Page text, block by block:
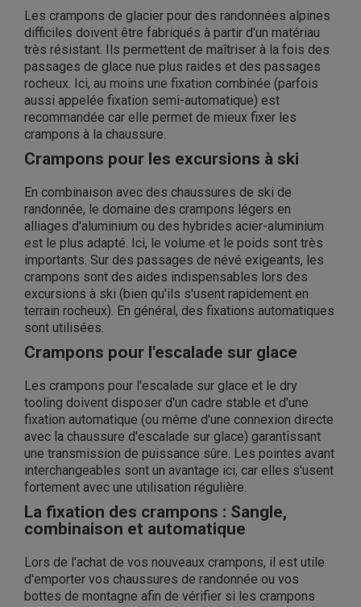
Les crampons de glacier pour des randonnées alpines
difficiles doivent être fabriqués à partir d'un matériau
très résistant. Ils permettent de maîtriser à la fois des
passages de glace nue plus raides et des passages
rocheux. Ici, au moins une fixation combinée (parfois
aussi appelée fixation semi-automatique) est
recommandée car elle permet de mieux fixer les
crampons à la chaussure.
Crampons pour les excursions à ski
En combinaison avec des chaussures de ski de
randonnée, le domaine des crampons légers en
alliages d'aluminium ou des hybrides acier-aluminium
est le plus adapté. Ici, le volume et le poids sont très
importants. Sur des passages de névé exigeants, les
crampons sont des aides indispensables lors des
excursions à ski (bien qu'ils s'usent rapidement en
terrain rocheux). En général, des fixations automatiques
sont utilisées.
Crampons pour l'escalade sur glace
Les crampons pour l'escalade sur glace et le dry
tooling doivent disposer d'un cadre stable et d'une
fixation automatique (ou même d'une connexion directe
avec la chaussure d'escalade sur glace) garantissant
une transmission de puissance sûre. Les pointes avant
interchangeables sont un avantage ici, car elles s'usent
fortement avec une utilisation régulière.
La fixation des crampons : Sangle,
combinaison et automatique
Lors de l'achat de vos nouveaux crampons, il est utile
d'emporter vos chaussures de randonnée ou vos
bottes de montagne afin de vérifier si les crampons